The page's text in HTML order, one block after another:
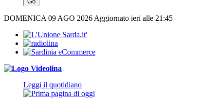
DOMENICA 09 AGO 2026 Aggiornato ieri alle 21:45
Leggi il quotidiano